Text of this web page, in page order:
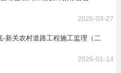
2026-03-27
-新关农村道路工程施工监理（二
2026-01-14